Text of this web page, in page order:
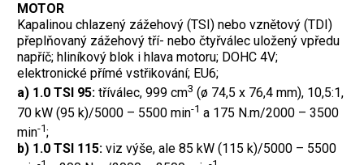
MOTOR
Kapalinou chlazený zážehový (TSI) nebo vznětový (TDI)
přeplňovaný zážehový tří- nebo čtyřválec uložený vpředu
napříč; hliníkový blok i hlava motoru; DOHC 4V;
elektronické přímé vstřikování; EU6;
a) 1.0 TSI 95: tříválec, 999 cm3 (ø 74,5 x 76,4 mm), 10,5:1,
70 kW (95 k)/5000 – 5500 min-1 a 175 N.m/2000 – 3500
min-1;
b) 1.0 TSI 115: viz výše, ale 85 kW (115 k)/5000 – 5500